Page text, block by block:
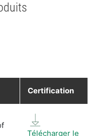
Certification
Télécharger le